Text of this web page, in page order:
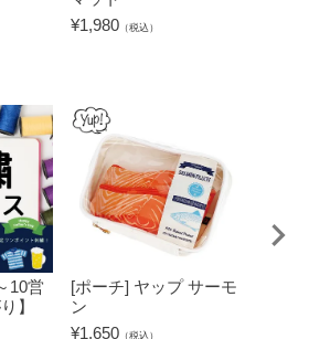
¥1,980 （税込）
10営
】
[ポーチ] ヤップ サーモ
ン
¥1,650 （税込）